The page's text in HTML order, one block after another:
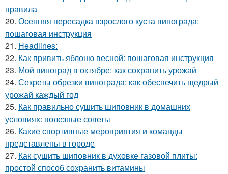
правила
20. Осенняя пересадка взрослого куста винограда:
пошаговая инструкция
21. Headlines:
22. Как привить яблоню весной: пошаговая инструкция
23. Мой виноград в октябре: как сохранить урожай
24. Секреты обрезки винограда: как обеспечить щедрый
урожай каждый год
25. Как правильно сушить шиповник в домашних
условиях: полезные советы
26. Какие спортивные мероприятия и команды
представлены в городе
27. Как сушить шиповник в духовке газовой плиты:
простой способ сохранить витамины